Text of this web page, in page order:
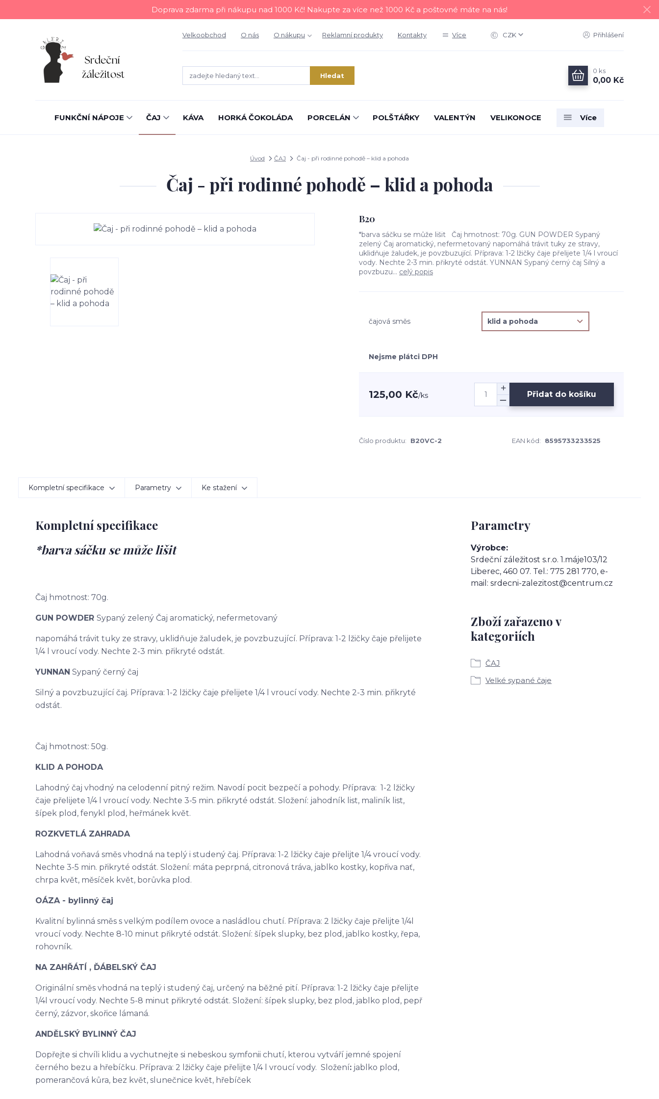
Doprava zdarma při nákupu nad 1000 Kč! Nakupte za více než 1000 Kč a poštovné máte na nás!
Velkoobchod O nás O nákupu Reklamní produkty Kontakty Více CZK Přihlášení
Hledat
0 ks
0,00 Kč
FUNKČNÍ NÁPOJE ČAJ KÁVA HORKÁ ČOKOLÁDA PORCELÁN POLŠTÁŘKY VALENTÝN VELIKONOCE Více
Úvod ČAJ Čaj - při rodinné pohodě – klid a pohoda
Čaj - při rodinné pohodě – klid a pohoda
B20
*barva sáčku se může lišit Čaj hmotnost: 70g. GUN POWDER Sypaný
zelený Čaj aromatický, nefermetovaný napomáhá trávit tuky ze stravy,
uklidňuje žaludek, je povzbuzující. Příprava: 1-2 lžičky čaje přelijete 1/4 l vroucí
vody. Nechte 2-3 min. přikryté odstát. YUNNAN Sypaný černý čaj Silný a
povzbuzu... celý popis
čajová směs
Nejsme plátci DPH
125,00 Kč/ks Přidat do košíku
Číslo produktu: B20VC-2 EAN kód: 8595733233525
Kompletní specifikace Parametry Ke stažení
Kompletní specifikace
*barva sáčku se může lišit
Čaj hmotnost: 70g.
GUN POWDER Sypaný zelený Čaj aromatický, nefermetovaný
napomáhá trávit tuky ze stravy, uklidňuje žaludek, je povzbuzující. Příprava: 1-2 lžičky čaje přelijete
1/4 l vroucí vody. Nechte 2-3 min. přikryté odstát.
YUNNAN Sypaný černý čaj
Silný a povzbuzující čaj. Příprava: 1-2 lžičky čaje přelijete 1/4 l vroucí vody. Nechte 2-3 min. přikryté
odstát.
Čaj hmotnost: 50g.
KLID A POHODA
Lahodný čaj vhodný na celodenní pitný režim. Navodí pocit bezpečí a pohody. Příprava: 1-2 lžičky
čaje přelijete 1/4 l vroucí vody. Nechte 3-5 min. přikryté odstát. Složení: jahodník list, maliník list,
šípek plod, fenykl plod, heřmánek květ.
ROZKVETLÁ ZAHRADA
Lahodná voňavá směs vhodná na teplý i studený čaj. Příprava: 1-2 lžičky čaje přelijte 1/4 vroucí vody.
Nechte 3-5 min. přikryté odstát. Složení: máta peprpná, citronová tráva, jablko kostky, kopřiva nať,
chrpa květ, měsíček květ, borůvka plod.
OÁZA - bylinný čaj
Kvalitní bylinná směs s velkým podílem ovoce a nasládlou chutí. Příprava: 2 lžičky čaje přelijte 1/4l
vroucí vody. Nechte 8-10 minut přikryté odstát. Složení: šípek slupky, bez plod, jablko kostky, řepa,
rohovník.
NA ZAHŘÁTÍ , ĎÁBELSKÝ ČAJ
Originální směs vhodná na teplý i studený čaj, určený na běžné pití. Příprava: 1-2 lžičky čaje přelijte
1/4l vroucí vody. Nechte 5-8 minut přikryté odstát. Složení: šípek slupky, bez plod, jablko plod, pepř
černý, zázvor, skořice lámaná.
ANDĚLSKÝ BYLINNÝ ČAJ
Dopřejte si chvíli klidu a vychutnejte si nebeskou symfonii chutí, kterou vytváří jemné spojení
černého bezu a hřebíčku. Příprava: 2 lžičky čaje přelijte 1/4 l vroucí vody. Složení: jablko plod,
pomerančová kůra, bez květ, slunečnice květ, hřebíček
Parametry
Výrobce
Srdeční záležitost s.r.o. 1.máje103/12
Liberec, 460 07. Tel.: 775 281 770, e-
mail: srdecni-zalezitost@centrum.cz
Zboží zařazeno v
kategoriích
ČAJ
Velké sypané čaje